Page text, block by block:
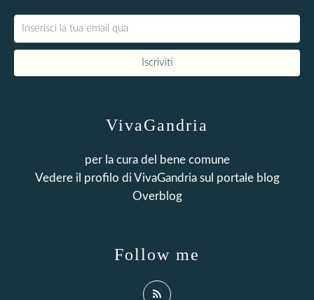
VivaGandria
per la cura del bene comune
Vedere il profilo di VivaGandriasul portale blog
Overblog
Follow me